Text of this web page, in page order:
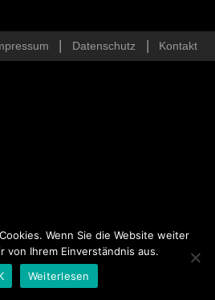
Datenschutz Kontakt
Wenn Sie die Website weiter
von Ihrem Einverständnis aus.
Weiterlesen